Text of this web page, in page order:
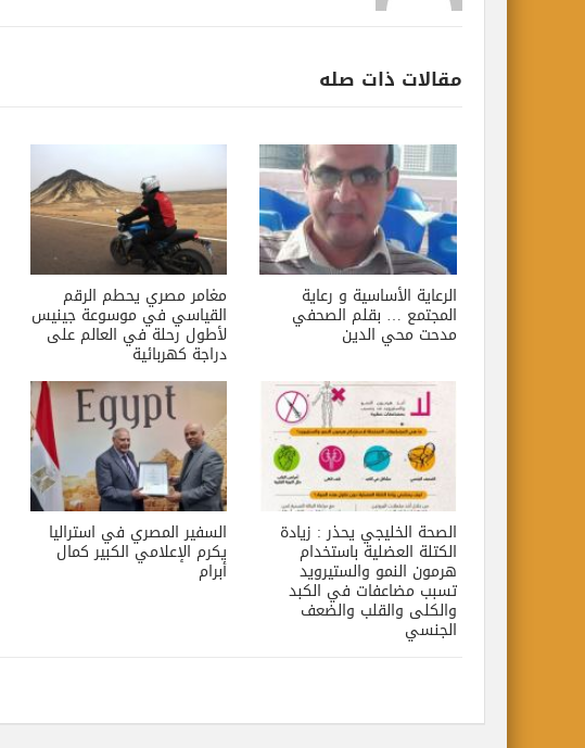
مقالات ذات صله
الرعاية الأساسية و رعاية
المجتمع … بقلم الصحفي
مدحت محي الدين
مغامر مصري يحطم الرقم
القياسي في موسوعة جينيس
لأطول رحلة في العالم على
دراجة كهربائية
الصحة الخليجي يحذر : زيادة
الكتلة العضلية باستخدام
هرمون النمو والستيرويد
تسبب مضاعفات في الكبد
والكلى والقلب والضعف
الجنسي
السفير المصري في استراليا
يكرم الإعلامي الكبير كمال
أبرام